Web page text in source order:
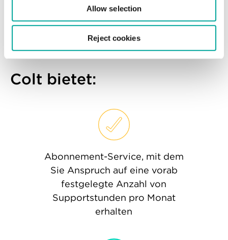
Allow selection
Reject cookies
asiatischen Rechenzentrumsstandorten
verfügbar und wird in der jeweiligen
Landessprache unterstützt – eine optimale
Lösung für unsere Kunden.
Colt bietet:
Abonnement-Service, mit dem
Sie Anspruch auf eine vorab
festgelegte Anzahl von
Supportstunden pro Monat
erhalten